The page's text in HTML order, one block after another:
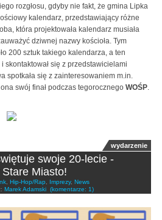
rozgłosu, gdyby nie fakt, że gmina Lipka
kalendarz, przedstawiający różne
która projektowała kalendarz musiała
dziwnej nazwy kościoła. Tym
200 sztuk takiego kalendarza, a ten
skontaktował się z przedstawicielami
spotkała się z zainteresowaniem m.in.
swój finał podczas tegorocznego WOŚP.
wydarzenie
swoje 20-lecie -
Miasto!
, Hip-Hop/Rap, Imprezy, News
Marek Adamski (komentarze: 1)